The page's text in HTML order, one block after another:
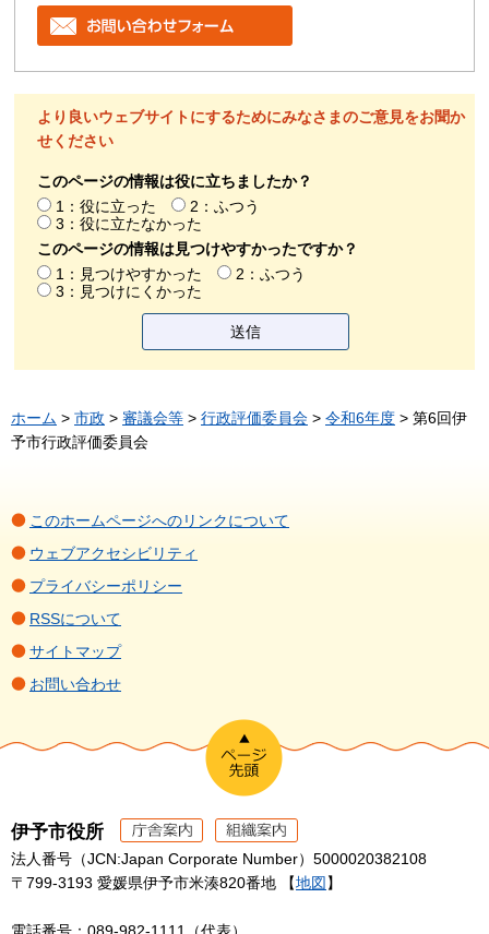
より良いウェブサイトにするためにみなさまのご意見をお聞か
せください
このページの情報は役に立ちましたか？
1：役に立った
2：ふつう
3：役に立たなかった
このページの情報は見つけやすかったですか？
1：見つけやすかった
2：ふつう
3：見つけにくかった
ホーム > 市政 > 審議会等 > 行政評価委員会 > 令和6年度 > 第6回伊
予市行政評価委員会
このホームページへのリンクについて
ウェブアクセシビリティ
プライバシーポリシー
RSSについて
サイトマップ
お問い合わせ
伊予市役所
法人番号（JCN:Japan Corporate Number）5000020382108
〒799-3193 愛媛県伊予市米湊820番地 【地図 】